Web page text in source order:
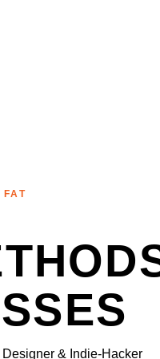
FAT
& Indie-Hacker